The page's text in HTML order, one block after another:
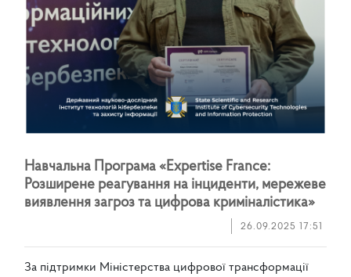
Навчальна Програма «Expertise France:
Розширене реагування на інциденти, мережеве
виявлення загроз та цифрова криміналістика»
26.09.2025 17:51
За підтримки Міністерства цифрової трансформації